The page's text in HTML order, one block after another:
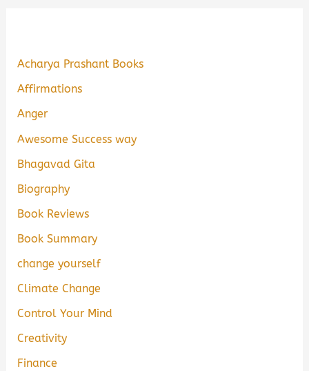
Acharya Prashant Books
Affirmations
Anger
Awesome Success way
Bhagavad Gita
Biography
Book Reviews
Book Summary
change yourself
Climate Change
Control Your Mind
Creativity
Finance